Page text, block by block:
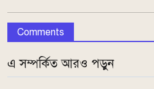
Comments
এ সম্পর্কিত আরও পড়ুন